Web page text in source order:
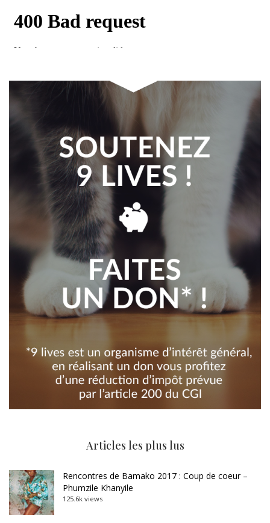
Articles les plus lus
Rencontres de Bamako 2017 : Coup de coeur –
Phumzile Khanyile
125.6k views